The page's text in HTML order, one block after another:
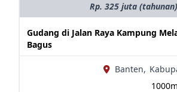
Rp. 325 juta (tahunan)
Gudang di Jalan Raya Kampung
Bagus
Banten,
1000m